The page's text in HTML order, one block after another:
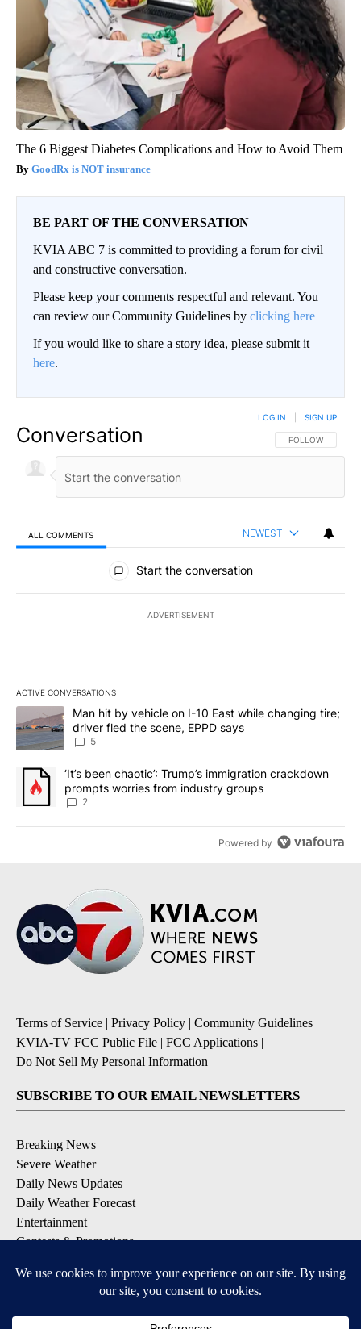
The 6 Biggest Diabetes Complications and How to Avoid Them
GoodRx is NOT insurance
BE PART OF THE CONVERSATION
KVIA ABC 7 is committed to providing a forum for civil
and constructive conversation.
Please keep your comments respectful and relevant. You
can review our Community Guidelines by clicking here
If you would like to share a story idea, please submit it
here.
Conversation FOLLOW THIS
FOLLOW
LOG IN SIGN UP
ALL COMMENTS NEWEST
All Comments
Start the conversation
ADVERTISEMENT
ACTIVE CONVERSATIONS
The following is a list of the most commented articles in the last
A trending article titled "Man hit by vehicle on I-10 East while
Man hit by vehicle on I-10 East while changing tire;
driver fled the scene, EPPD says
5
A trending article titled "‘It’s been chaotic’: Trump’s
‘It’s been chaotic’: Trump’s immigration crackdown
prompts worries from industry groups
2
Powered by
Terms of Service | Privacy Policy | Community Guidelines |
KVIA-TV FCC Public File | FCC Applications |
Do Not Sell My Personal Information
SUBSCRIBE TO OUR EMAIL NEWSLETTERS
Breaking News
Severe Weather
Daily News Updates
Daily Weather Forecast
Entertainment
Contests & Promotions
DOWNLOAD OUR APPS
Available for iOS and Android